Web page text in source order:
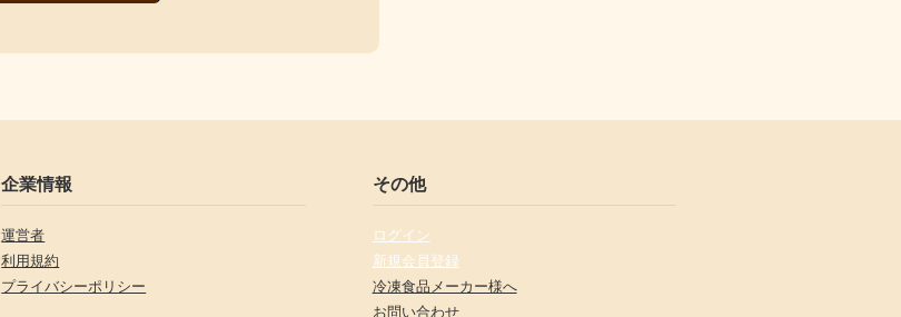
企業情報
運営者
利用規約
プライバシーポリシー
その他
ログイン
新規会員登録
冷凍食品メーカー様へ
お問い合わせ